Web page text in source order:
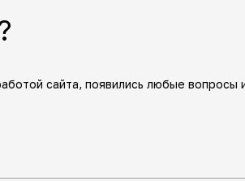
сайта, появились любые